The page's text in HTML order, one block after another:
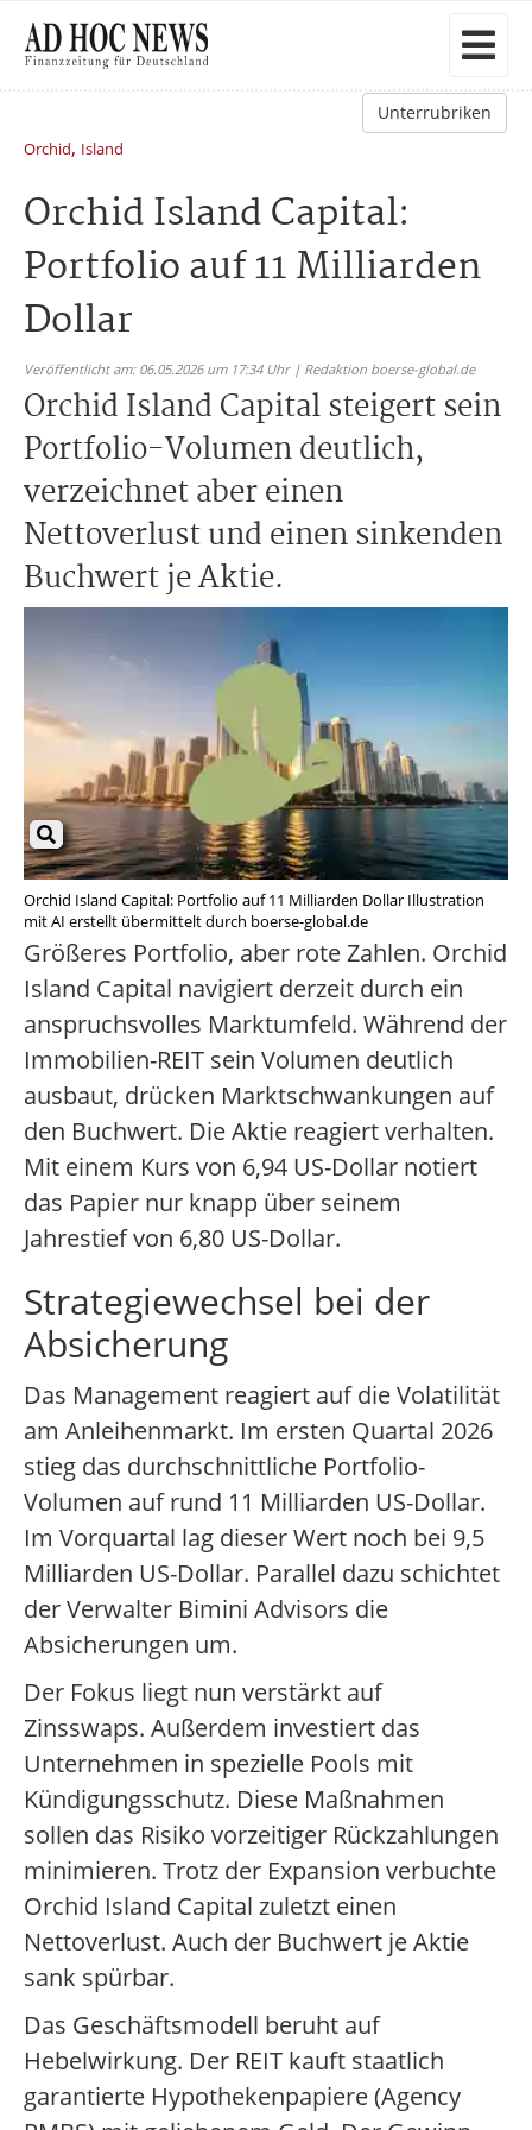
Unterrubriken
Orchid, Island
Orchid Island Capital:
Portfolio auf 11 Milliarden
Dollar
Veröffentlicht am: 06.05.2026 um 17:34 Uhr | Redaktion boerse-global.de
Orchid Island Capital steigert sein
Portfolio-Volumen deutlich,
verzeichnet aber einen
Nettoverlust und einen sinkenden
Buchwert je Aktie.
Orchid Island Capital: Portfolio auf 11 Milliarden Dollar Illustration
mit AI erstellt übermittelt durch boerse-global.de
Größeres Portfolio, aber rote Zahlen. Orchid
Island Capital navigiert derzeit durch ein
anspruchsvolles Marktumfeld. Während der
Immobilien-REIT sein Volumen deutlich
ausbaut, drücken Marktschwankungen auf
den Buchwert. Die Aktie reagiert verhalten.
Mit einem Kurs von 6,94 US-Dollar notiert
das Papier nur knapp über seinem
Jahrestief von 6,80 US-Dollar.
Strategiewechsel bei der
Absicherung
Das Management reagiert auf die Volatilität
am Anleihenmarkt. Im ersten Quartal 2026
stieg das durchschnittliche Portfolio-
Volumen auf rund 11 Milliarden US-Dollar.
Im Vorquartal lag dieser Wert noch bei 9,5
Milliarden US-Dollar. Parallel dazu schichtet
der Verwalter Bimini Advisors die
Absicherungen um.
Der Fokus liegt nun verstärkt auf
Zinsswaps. Außerdem investiert das
Unternehmen in spezielle Pools mit
Kündigungsschutz. Diese Maßnahmen
sollen das Risiko vorzeitiger Rückzahlungen
minimieren. Trotz der Expansion verbuchte
Orchid Island Capital zuletzt einen
Nettoverlust. Auch der Buchwert je Aktie
sank spürbar.
Das Geschäftsmodell beruht auf
Hebelwirkung. Der REIT kauft staatlich
garantierte Hypothekenpapiere (Agency